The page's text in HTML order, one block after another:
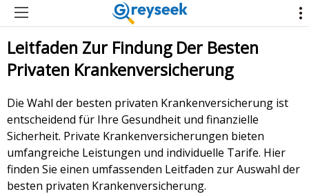
Leitfaden Zur Findung Der Besten
Privaten Krankenversicherung
Die Wahl der besten privaten Krankenversicherung ist
entscheidend für Ihre Gesundheit und finanzielle
Sicherheit. Private Krankenversicherungen bieten
umfangreiche Leistungen und individuelle Tarife. Hier
finden Sie einen umfassenden Leitfaden zur Auswahl der
besten privaten Krankenversicherung.